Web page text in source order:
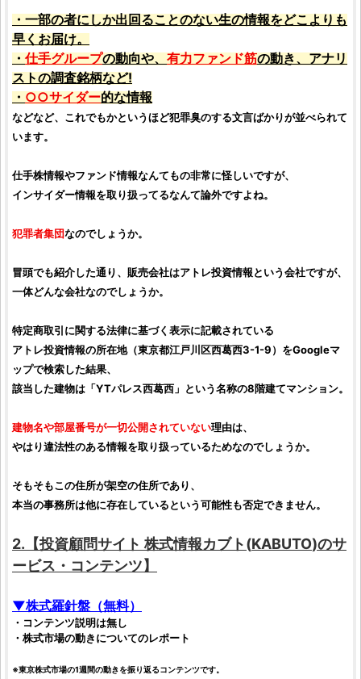
・一部の者にしか出回ることのない生の情報をどこよりも
早くお届け。
・ 仕手グループの動向や、 有力ファンド筋の動き、アナリ
ストの調査銘柄など!
・ ○○サイダー的な情報
などなど、これでもかというほど犯罪臭のする文言ばかりが並べられて
います。
仕手株情報やファンド情報なんてもの非常に怪しいですが、
インサイダー情報を取り扱ってるなんて論外ですよね。
犯罪者集団なのでしょうか。
冒頭でも紹介した通り、販売会社はアトレ投資情報という会社ですが、
一体どんな会社なのでしょうか。
特定商取引に関する法律に基づく表示に記載されている
アトレ投資情報の所在地（東京都江戸川区西葛西3-1-9）をGoogleマ
ップで検索した結果、
該当した建物は「YTパレス西葛西」という名称の8階建てマンション。
建物名や部屋番号が一切公開されていない理由は、
やはり違法性のある情報を取り扱っているためなのでしょうか。
そもそもこの住所が架空の住所であり、
本当の事務所は他に存在しているという可能性も否定できません。
2.【投資顧問サイト 株式情報カブト(KABUTO)のサ
ービス・コンテンツ】
▼株式羅針盤（無料）
・コンテンツ説明は無し
・株式市場の動きについてのレポート
※東京株式市場の1週間の動きを振り返るコンテンツです。